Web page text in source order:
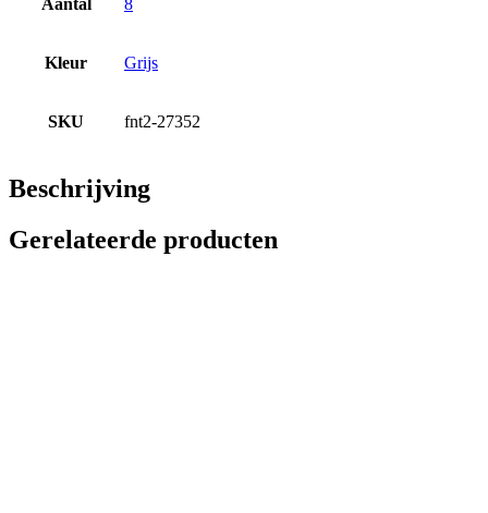
Aantal 8
Kleur Grijs
SKU fnt2-27352
Beschrijving
Gerelateerde producten